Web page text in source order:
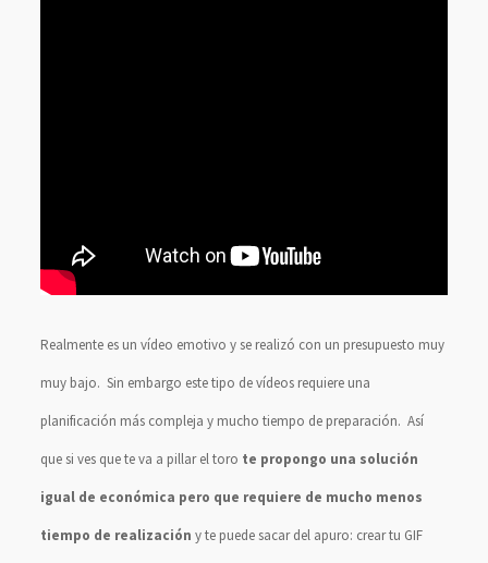
Realmente es un vídeo emotivo y se realizó con un presupuesto muy
muy bajo. Sin embargo este tipo de vídeos requiere una
planificación más compleja y mucho tiempo de preparación. Así
que si ves que te va a pillar el toro te propongo una solución
igual de económica pero que requiere de mucho menos
tiempo de realización y te puede sacar del apuro: crear tu GIF